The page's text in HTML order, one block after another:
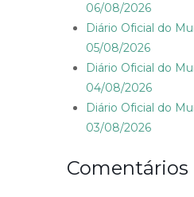
06/08/2026
Diário Oficial do
05/08/2026
Diário Oficial do
04/08/2026
Diário Oficial do
03/08/2026
Comentários